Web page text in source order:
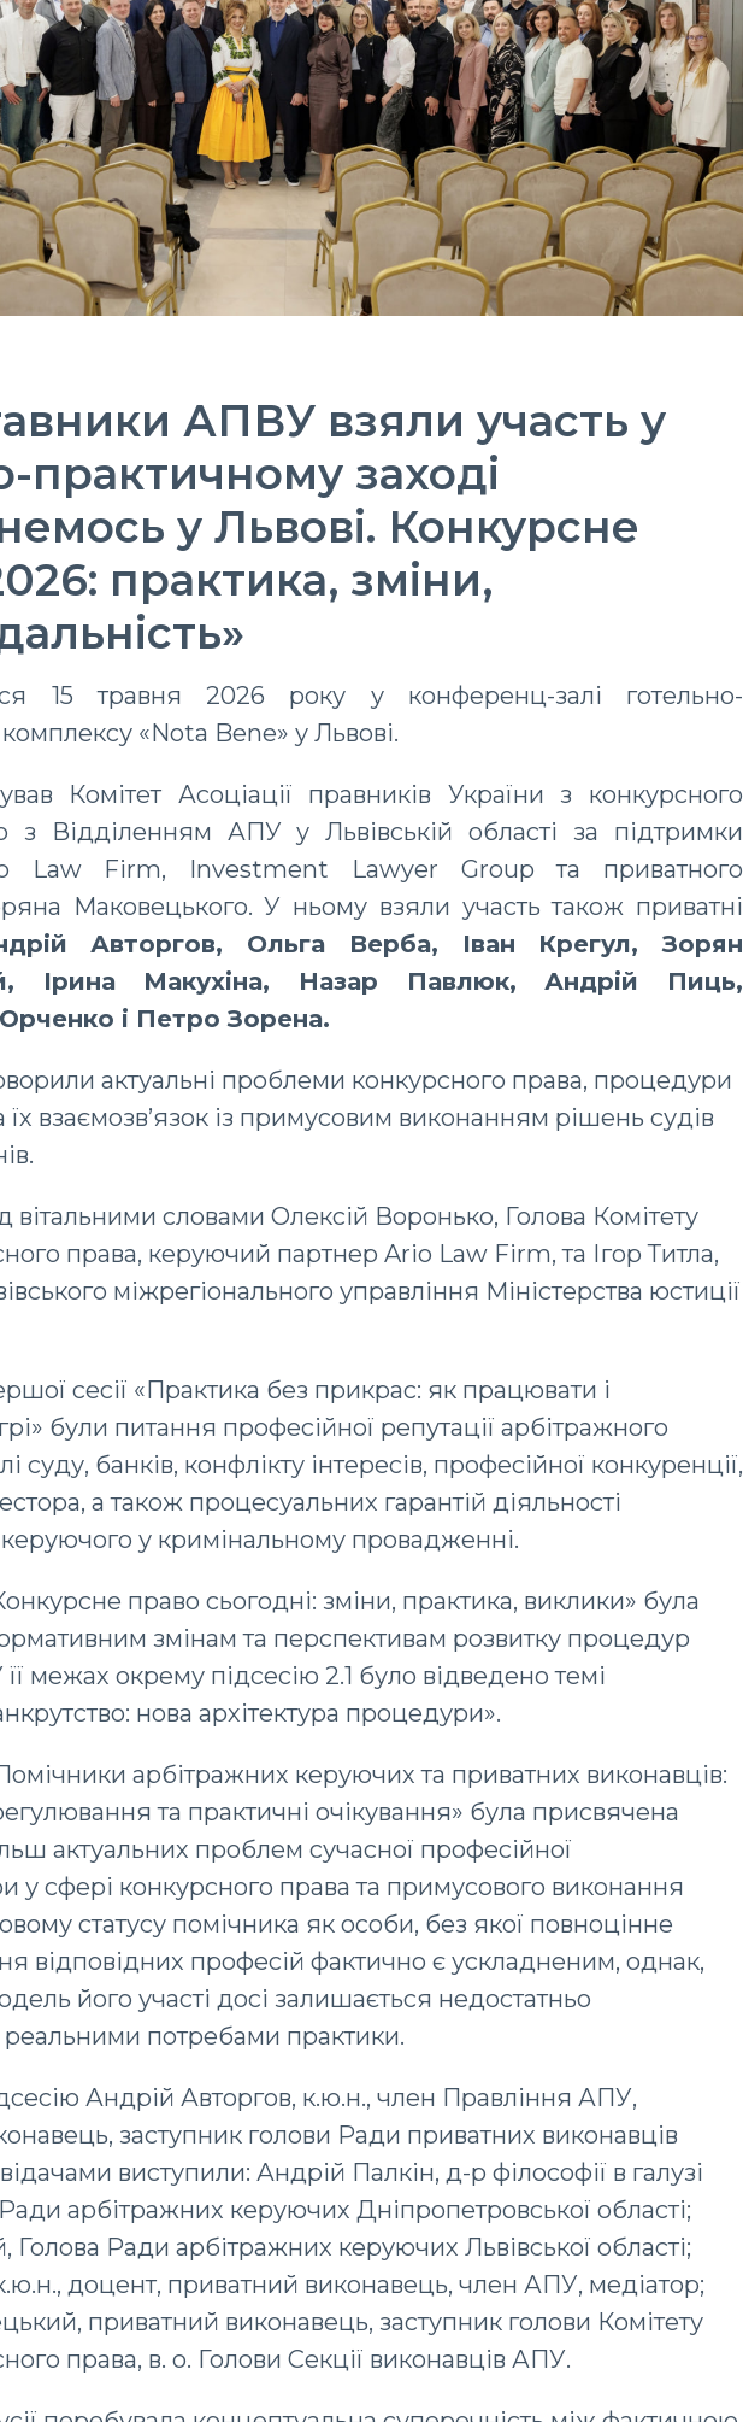
АПВУ взяли участь у
практичному заході
у Львові. Конкурсне
практика, зміни,
15 травня 2026 року у конференц-залі готельно-
«Nota Bene» у Львові.
Комітет Асоціації правників України з конкурсного
з Відділенням АПУ у Львівській області за підтримки
Law Firm, Investment Lawyer Group та приватного
Маковецького. У ньому взяли участь також приватні
Авторгов, Ольга Верба, Іван Крегул, Зорян
Ірина Макухіна, Назар Павлюк, Андрій Пиць,
і Петро Зорена.
актуальні проблеми конкурсного права, процедури
їх взаємозв’язок із примусовим виконанням рішень судів
вітальними словами Олексій Воронько, Голова Комітету
права, керуючий партнер Ario Law Firm, та Ігор Титла,
міжрегіонального управління Міністерства юстиції
сесії «Практика без прикрас: як працювати і
були питання професійної репутації арбітражного
суду, банків, конфлікту інтересів, професійної конкуренції,
а також процесуальних гарантій діяльності
у кримінальному провадженні.
право сьогодні: зміни, практика, виклики» була
змінам та перспективам розвитку процедур
її межах окрему підсесію 2.1 було відведено темі
нова архітектура процедури».
арбітражних керуючих та приватних виконавців:
та практичні очікування» була присвячена
актуальних проблем сучасної професійної
у сфері конкурсного права та примусового виконання
статусу помічника як особи, без якої повноцінне
відповідних професій фактично є ускладненим, однак,
його участі досі залишається недостатньо
потребами практики.
Андрій Авторгов, к.ю.н., член Правління АПУ,
заступник голови Ради приватних виконавців
виступили: Андрій Палкін, д-р філософії в галузі
арбітражних керуючих Дніпропетровської області;
Голова Ради арбітражних керуючих Львівської області;
доцент, приватний виконавець, член АПУ, медіатор;
приватний виконавець, заступник голови Комітету
права, в. о. Голови Секції виконавців АПУ.